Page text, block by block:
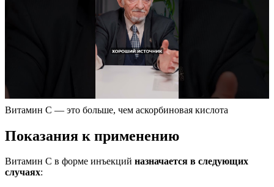
Витамин С — это больше, чем аскорбиновая кислота
Показания к применению
Витамин С в форме инъекций назначается в следующих
случаях: